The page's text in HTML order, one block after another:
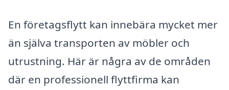
En företagsflytt kan innebära mycket mer
än själva transporten av möbler och
utrustning. Här är några av de områden
där en professionell flyttfirma kan